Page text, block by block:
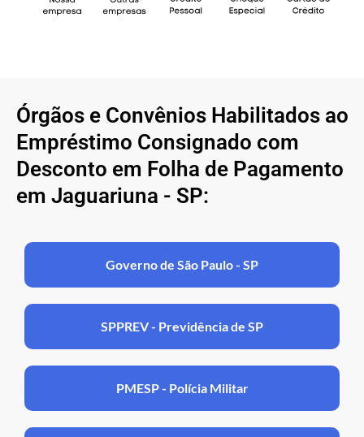
Órgãos e Convênios Habilitados ao
Empréstimo Consignado com
Desconto em Folha de Pagamento
em Jaguariuna - SP:
Governo de São Paulo - SP
SPPREV - Previdência de SP
PMESP - Polícia Militar